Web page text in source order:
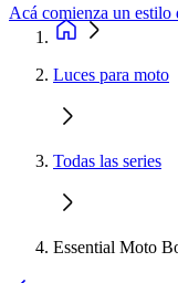
Luces para moto
Todas las series
Essential Moto